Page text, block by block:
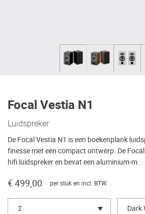
Focal Vestia N1
Luidspreker
De Focal Vestia N1 is een boekenplank
finesse met een compact ontwerp. De
hifi luidspreker en bevat een aluminium-m...
€ 499,00 per stuk en incl. BTW.
2 Dark